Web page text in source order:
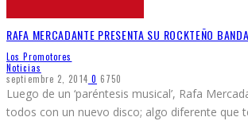
RAFA MERCADANTE PRESENTA SU ROCKTEÑO BANDA
Los Promotores
Noticias
septiembre 2, 2014 0 6750
Luego de un ‘paréntesis musical’, Rafa
todos con un nuevo disco; algo diferente que